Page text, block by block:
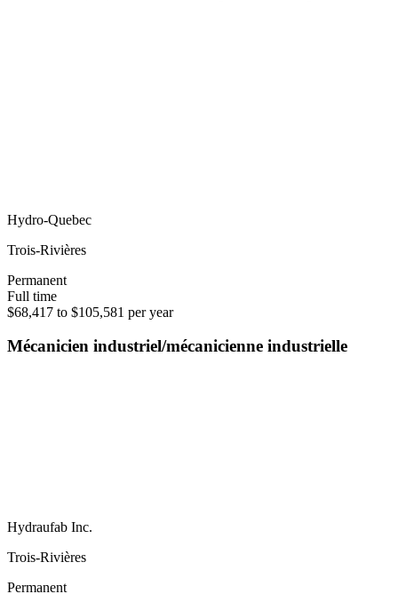
Hydro-Quebec
Trois-Rivières
Permanent
Full time
$68,417 to $105,581 per year
Mécanicien industriel/mécanicienne industrielle
Hydraufab Inc.
Trois-Rivières
Permanent